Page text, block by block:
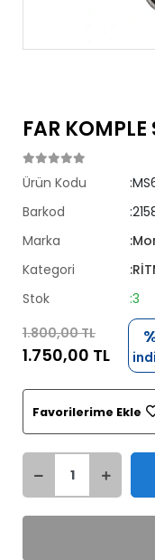
FAR
Ürün Kodu
Barkod
Marka
Kategori
Stok
:3
1.800,00 TL
1.750,00 TL
Favorilerime Ekle